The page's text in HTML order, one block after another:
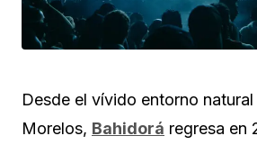
Desde el vívido entorno
Morelos, Bahidorá regresa en